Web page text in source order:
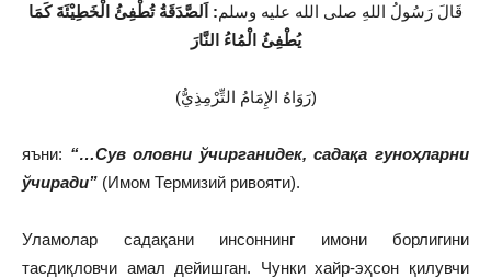
قَالَ رَسُولُ اللهِ صلى الله عليه وسلم: ا لصَّدَقَةُ تُطْفِئُ الْخَطِيْئَةَ كَمَا
يُطْفِئُ الْمُاءُ النَّارَ
(رَوَاهُ الإِمَامُ التِّرْمِذِيُّ)
яъни: “…Сув оловни ўчирганидек, садақа гуноҳларни
ўчиради” (Имом Термизий ривояти).
Уламолар садақани инсоннинг имони борлигини
тасдиқловчи амал дейишган. Чунки хайр-эҳсон қилувчи